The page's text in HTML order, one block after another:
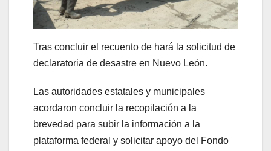
Tras concluir el recuento de hará la solicitud de
declaratoria de desastre en Nuevo León.
Las autoridades estatales y municipales
acordaron concluir la recopilación a la
brevedad para subir la información a la
plataforma federal y solicitar apoyo del Fondo